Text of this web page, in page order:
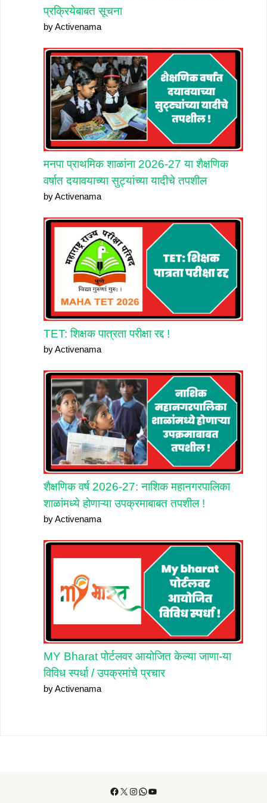
प्रक्रियेबाबत सूचना
by Activenama
मनपा प्राथमिक शाळांना 2026-27 या शैक्षणिक
वर्षात दयावयाच्या सुट्यांच्या यादीचे तपशील
by Activenama
TET: शिक्षक पात्रता परीक्षा रद्द !
by Activenama
शैक्षणिक वर्ष 2026-27: नाशिक महानगरपालिका
शाळांमध्ये होणाऱ्या उपक्रमाबाबत तपशील !
by Activenama
MY Bharat पोर्टलवर आयोजित केल्या जाणा-या
विविध स्पर्धा / उपक्रमांचे प्रचार
by Activenama
Facebook
X Instagram
WhatsApp
YouTube